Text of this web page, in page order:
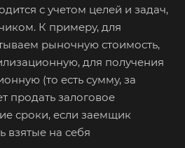
с учетом целей и задач,
К примеру, для
рыночную стоимость,
для получения
(то есть сумму, за
продать залоговое
сроки, если заемщик
взятые на себя